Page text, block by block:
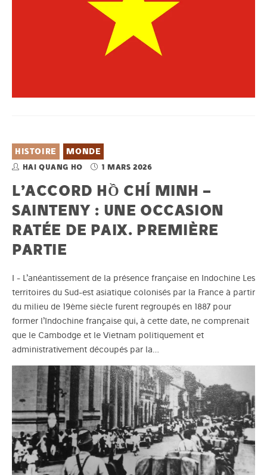
HISTOIRE MONDE
HAI QUANG HO 1 MARS 2026
L’ACCORD HỒ CHÍ MINH –
SAINTENY : UNE OCCASION
RATÉE DE PAIX. PREMIÈRE
PARTIE
I - L’anéantissement de la présence française en Indochine Les
territoires du Sud-est asiatique colonisés par la France à partir
du milieu de 19ème siècle furent regroupés en 1887 pour
former l’Indochine française qui, à cette date, ne comprenait
que le Cambodge et le Vietnam politiquement et
administrativement découpés par la…